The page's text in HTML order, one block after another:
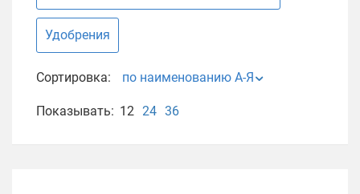
Удобрения
Сортировка: по наименованию А-Я
Показывать: 12 24 36